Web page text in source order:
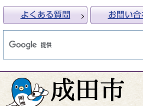
よくある質問 お問い合